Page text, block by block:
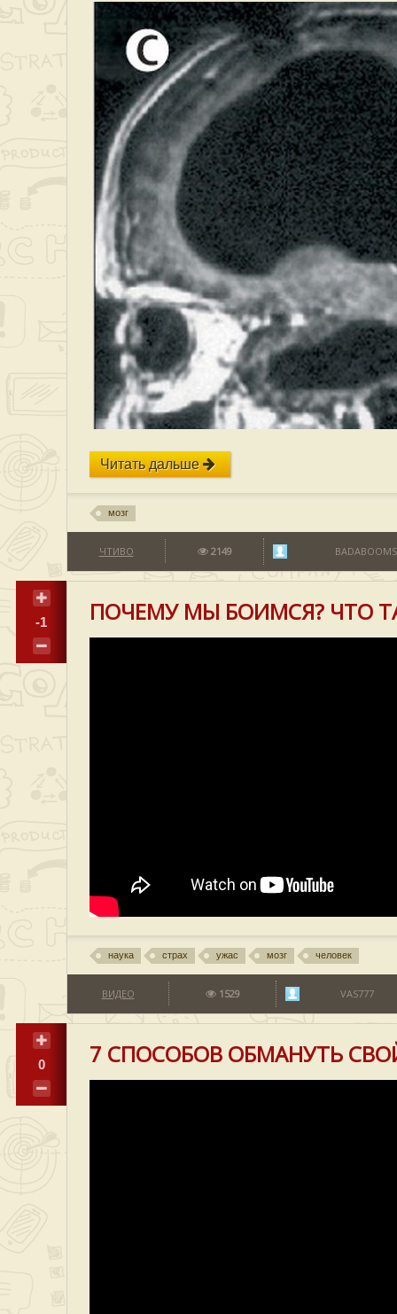
Читать дальше
мозг
ЧТИВО 2149 BADABOOMS
-1 ПОЧЕМУ МЫ БОИМСЯ? ЧТО
наука страх ужас мозг человек
ВИДЕО 1529 VAS777
0 7 СПОСОБОВ ОБМАНУТЬ